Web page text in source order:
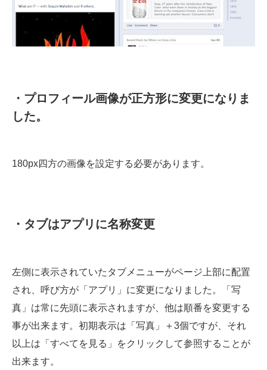
・プロフィール画像が正方形に変更になりま
した。
180px四方の画像を設定する必要があります。
・タブはアプリに名称変更
左側に表示されていたタブメニューがページ上部に配置
され、呼び方が「アプリ」に変更になりました。「写
真」は常に先頭に表示されますが、他は順番を変更する
事が出来ます。初期表示は「写真」＋3個ですが、それ
以上は「すべてを見る」をクリックして参照することが
出来ます。